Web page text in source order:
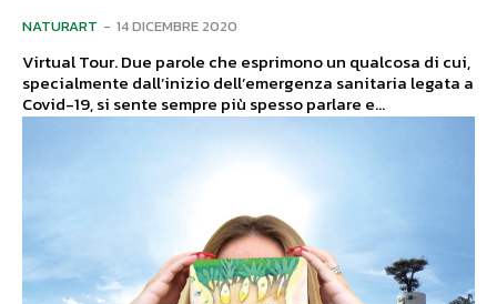
NATURART - 14 DICEMBRE 2020
Virtual Tour. Due parole che esprimono un qualcosa di cui,
specialmente dall’inizio dell’emergenza sanitaria legata a
Covid-19, si sente sempre più spesso parlare e...